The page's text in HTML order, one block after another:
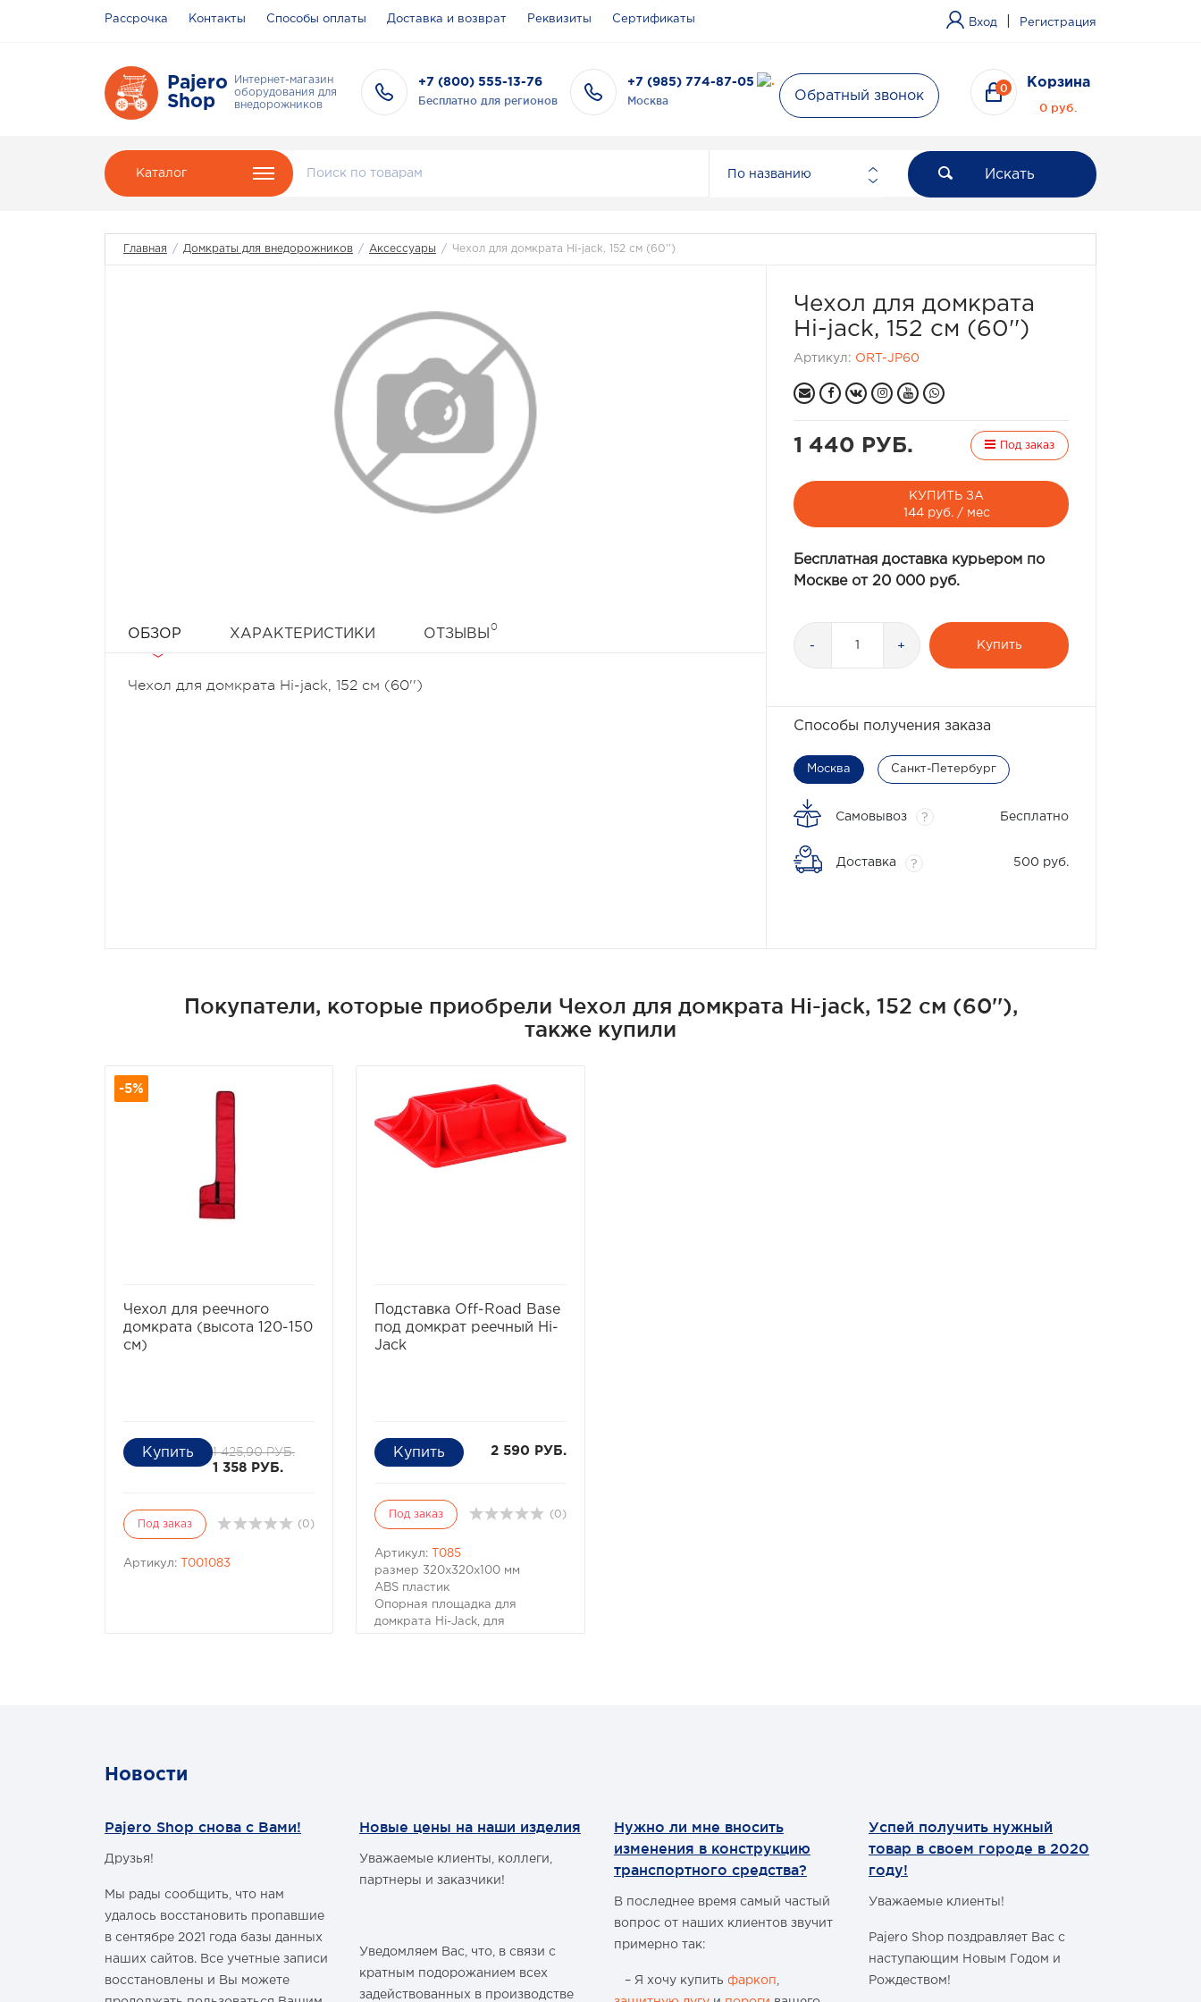
Рассрочка Контакты Способы оплаты Доставка и возврат Реквизиты Сертификаты Вход Регистрация
Pajero
Shop
Интернет-магазин
оборудования для
внедорожников
+7 (800) 555-13-76
Бесплатно для регионов
+7 (985) 774-87-05
Москва Обратный звонок
0 Корзина
0 руб.
Каталог По названию Искать
Главная / Домкраты для внедорожников / Аксессуары / Чехол для домкрата Hi-jack, 152 см (60'')
ОБЗОР ХАРАКТЕРИСТИКИ ОТЗЫВЫ
0
Чехол для домкрата Hi-jack, 152 см (60'')
Чехол для домкрата
Hi-jack, 152 см (60'')
Артикул: ORT-JP60
1 440 РУБ. Под заказ
КУПИТЬ ЗА
144 руб. / мес
Бесплатная доставка курьером по
Москве от 20 000 руб.
- + Купить
Способы получения заказа
Москва Санкт-Петербург
Самовывоз ? Бесплатно
Доставка ? 500 руб.
Покупатели, которые приобрели Чехол для домкрата Hi-jack, 152 см (60''),
также купили
-5%
Чехол для реечного
домкрата (высота 120-150
см)
1 425,90 РУБ.
1 358 РУБ.
Под заказ (0)
Артикул: T001083
Подставка Off-Road Base
под домкрат реечный Hi-
Jack
2 590 РУБ.
Под заказ (0)
Артикул:
T085
размер 320x320x100 мм
ABS пластик
Опорная площадка для
домкрата Hi-Jack, для
Новости
Pajero Shop снова с Вами!
Друзья!
Мы рады сообщить, что нам
удалось восстановить пропавшие
в сентябре 2021 года базы данных
наших сайтов. Все учетные записи
восстановлены и Вы можете
Новые цены на наши изделия
Уважаемые клиенты, коллеги,
партнеры и заказчики!
Уведомляем Вас, что, в связи с
кратным подорожанием всех
задействованных в производстве
Нужно ли мне вносить
изменения в конструкцию
транспортного средства?
В последнее время самый частый
вопрос от наших клиентов звучит
примерно так:
– Я хочу купить фаркоп
Успей получить нужный
товар в своем городе в 2020
году!
Уважаемые клиенты!
Pajero Shop поздравляет Вас с
наступающим Новым Годом и
Рождеством!